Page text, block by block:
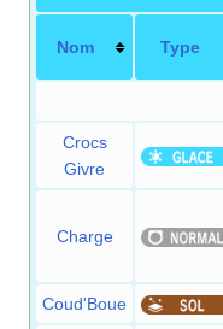
Nom Type
Crocs
Givre
Charge
Coud'Boue